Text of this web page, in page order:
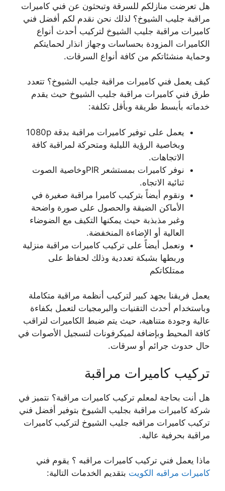
هل تعرضت منازلكم للسرقة وتبحثون عن فني كاميرات
مراقبة جليب الشيوخ؟ لذلك نحن نقدم لكم أفضل فني
كاميرات مراقبة جليب الشيوخ لتركيب أحدث أنواع
الكاميرات المزودة بحساسات وجهاز انذار لحمايتكم
وحماية منشئاتكم من كافة أنواع السرقات.
كيف يعمل فني كاميرات مراقبة جليب الشيوخ؟ تتعدد
طرق فني كاميرات مراقبة جليب الشيوخ حيث يقدم
خدماته بأبسط طريقة وبأقل تكلفة:
يعمل على توفير كاميرات مراقبة بدقة 1080p
وبخاصية الرؤية الليلية ومتحركة لمراقبة كافة
الاتجاهات.
نوفر كاميرات بمستشعر PIRوخاصية الصوت
ثنائية الاتجاه.
ونقوم أيضاً بتركيب كاميرا مراقبة صغيرة في
الأماكن الضيقة والحصول على صورة واضحة
وغبر مذبذبة حيث يمكنها التكيف مع الضوضاء
العالية أو الإضاءة المنخفضة.
ونعمل أيضاً على تركيب كاميرات مراقبة منزلية
وربطها بشبكة تعددية وذلك لحفاظ على
ممتلكاتكم
يعمل فريقنا بجهد كبير لتركيب أنظمة مراقبة متكاملة
وباستخدام أحدث التقنيات والبرمجيات لتعمل بكفاءة
عالية وجودة متناهية، حيث يتم ضبط الكاميرات لتراقب
كافة المحيط وبإضافة لميكرفونات لتسجيل الأصوات في
حال حدوث جرائم أو سرقات.
تركيب كاميرات مراقبة
هل أنت بحاجة لمعلم تركيب كاميرات مراقبة؟ نتميز في
شركة كاميرات مراقبة بجليب الشيوخ بتوفير أفضل فني
تركيب كاميرات مراقبه جليب الشيوخ لتركيب كاميرات
مراقبة بحرفية عالية.
ماذا يعمل فني تركيب كاميرات مراقبه ؟ يقوم فني
كاميرات مراقبه الكويت بتقديم الخدمات التالية: